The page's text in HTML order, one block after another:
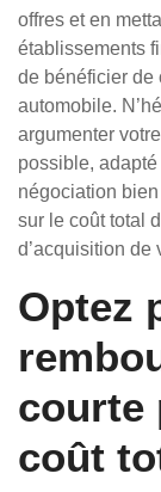
offres et en
établissements
de bénéficier de
automobile.
argumenter
possible,
négociation
sur le coût total
d’acquisition de
Optez
courte
coût